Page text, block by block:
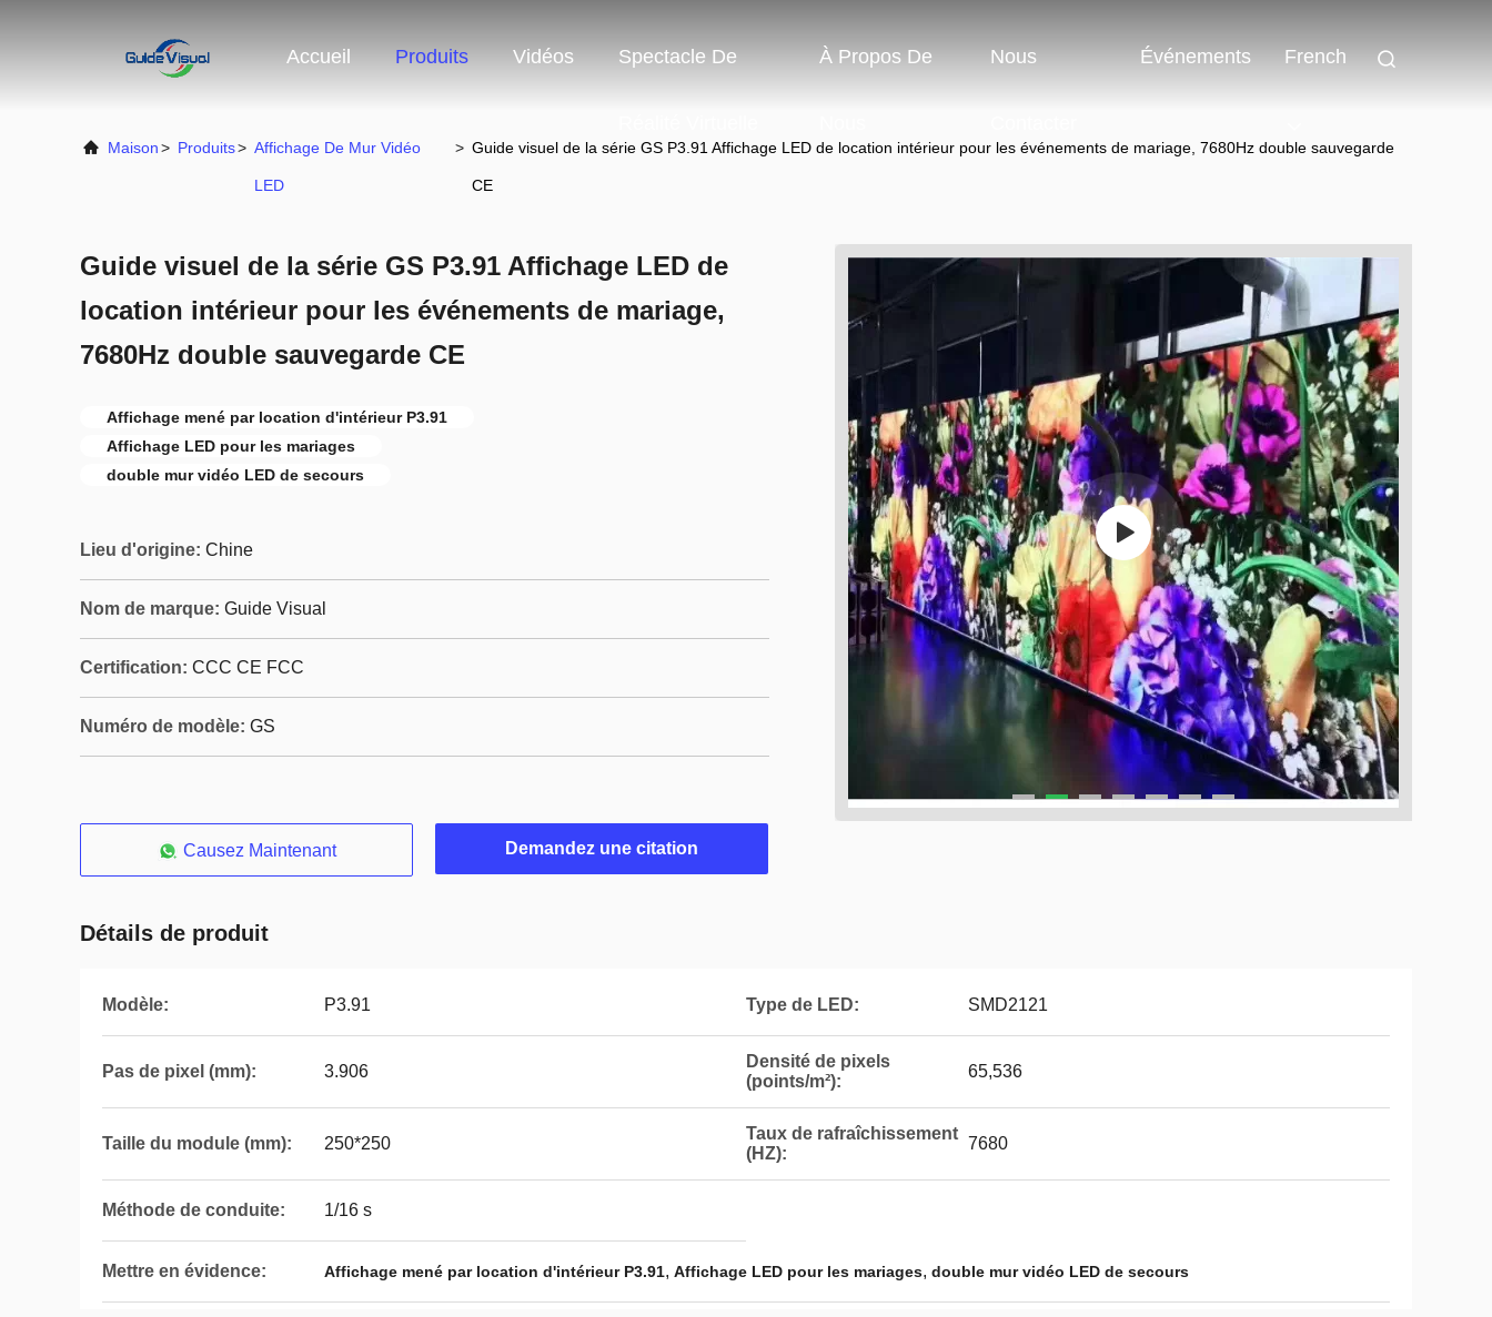
Accueil Produits Vidéos Spectacle De À Propos De Nous Événements French
Maison> Produits> Affichage De Mur Vidéo
LED
> Guide visuel de la série GS P3.91 Affichage LED de location intérieur pour les événements de mariage, 7680Hz double sauvegarde
CE
Guide visuel de la série GS P3.91 Affichage LED de
location intérieur pour les événements de mariage,
7680Hz double sauvegarde CE
Affichage mené par location d'intérieur P3.91
Affichage LED pour les mariages
double mur vidéo LED de secours
Lieu d'origine: Chine
Nom de marque: Guide Visual
Certification: CCC CE FCC
Numéro de modèle: GS
Causez Maintenant Demandez une citation
Détails de produit
Modèle: P3.91 Type de LED: SMD2121
Pas de pixel (mm): 3.906
Densité de pixels
(points/m²):
65,536
Taille du module (mm): 250*250
Taux de rafraîchissement
(HZ):
7680
Méthode de conduite: 1/16 s
Mettre en évidence: Affichage mené par location d'intérieur P3.91, Affichage LED pour les mariages, double mur vidéo LED de secours